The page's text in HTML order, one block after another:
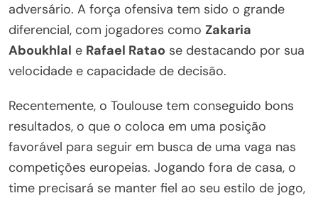
adversário. A força ofensiva tem sido o grande
diferencial, com jogadores como Zakaria
Aboukhlal e Rafael Ratao se destacando por sua
velocidade e capacidade de decisão.
Recentemente, o Toulouse tem conseguido bons
resultados, o que o coloca em uma posição
favorável para seguir em busca de uma vaga nas
competições europeias. Jogando fora de casa, o
time precisará se manter fiel ao seu estilo de jogo,